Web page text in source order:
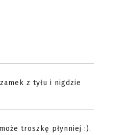
z tyłu i nigdzie
troszkę płynniej :).